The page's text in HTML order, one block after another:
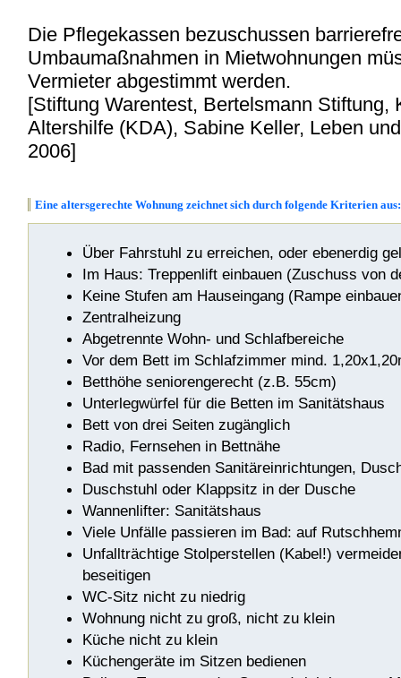
Die Pflegekassen bezuschussen
Umbaumaßnahmen in Mietwohnungen
Vermieter abgestimmt werden.
[Stiftung Warentest, Bertelsmann Stiftung,
Altershilfe (KDA), Sabine Keller, Leben
2006]
Eine altersgerechte Wohnung zeichnet sich durch folgende Kriterien aus:
Über Fahrstuhl zu erreichen, oder ebenerdig
Im Haus: Treppenlift einbauen (Zuschuss von
Keine Stufen am Hauseingang (Rampe
Zentralheizung
Abgetrennte Wohn- und Schlafbereiche
Vor dem Bett im Schlafzimmer mind.
Betthöhe seniorengerecht (z.B. 55cm)
Unterlegwürfel für die Betten im Sanitätshaus
Bett von drei Seiten zugänglich
Radio, Fernsehen in Bettnähe
Bad mit passenden Sanitäreinrichtungen,
Duschstuhl oder Klappsitz in der Dusche
Wannenlifter: Sanitätshaus
Viele Unfälle passieren im Bad: auf
Unfallträchtige Stolperstellen (Kabel!)
beseitigen
WC-Sitz nicht zu niedrig
Wohnung nicht zu groß, nicht zu klein
Küche nicht zu klein
Küchengeräte im Sitzen bedienen